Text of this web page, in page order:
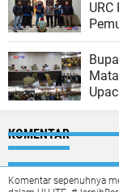
KOMENTAR
Komentar sepenuhnya